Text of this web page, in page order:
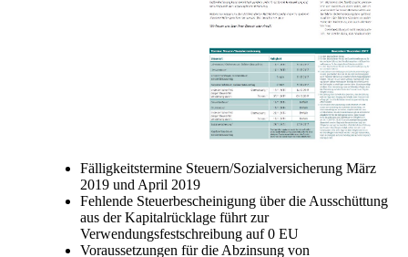
Fälligkeitstermine Steuern/Sozialversicherung März
2019 und April 2019
Fehlende Steuerbescheinigung über die Ausschüttung
aus der Kapitalrücklage führt zur
Verwendungsfestschreibung auf 0 EU
Voraussetzungen für die Abzinsung von